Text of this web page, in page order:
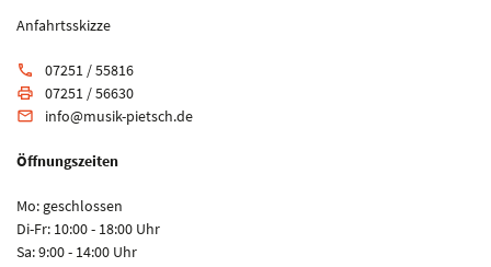
Anfahrtsskizze
phone 07251 / 55816
print 07251 / 56630
email info@musik-pietsch.de
Öffnungszeiten
Mo: geschlossen
Di-Fr: 10:00 - 18:00 Uhr
Sa: 9:00 - 14:00 Uhr